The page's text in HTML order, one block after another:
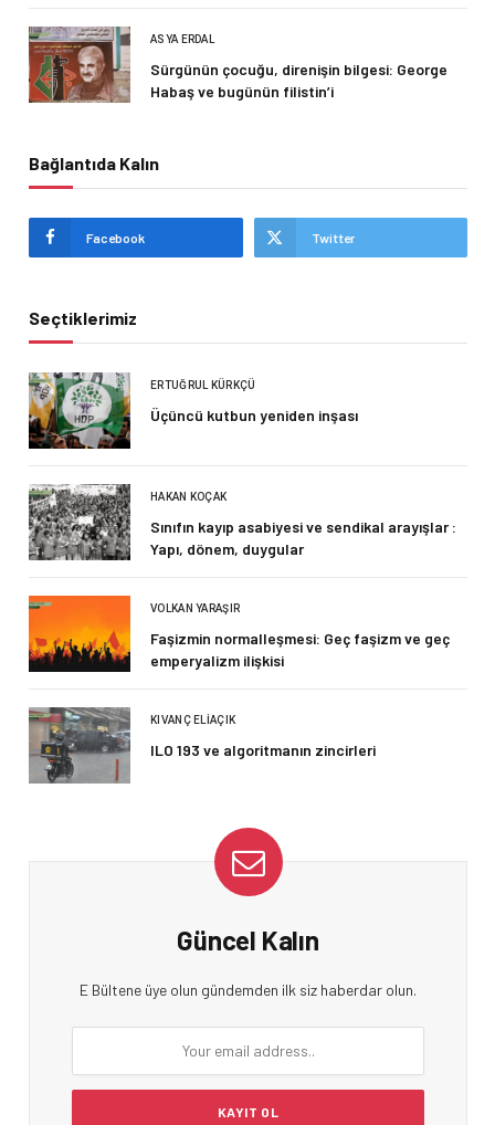
ASYA ERDAL
Sürgünün çocuğu, direnişin bilgesi: George
Habaş ve bugünün filistin’i
Bağlantıda Kalın
Facebook Twitter
Seçtiklerimiz
ERTUĞRUL KÜRKÇÜ
Üçüncü kutbun yeniden inşası
HAKAN KOÇAK
Sınıfın kayıp asabiyesi ve sendikal arayışlar :
Yapı, dönem, duygular
VOLKAN YARAŞIR
Faşizmin normalleşmesi: Geç faşizm ve geç
emperyalizm ilişkisi
KIVANÇ ELIAÇIK
ILO 193 ve algoritmanın zincirleri
Güncel Kalın
E Bültene üye olun gündemden ilk siz haberdar olun.